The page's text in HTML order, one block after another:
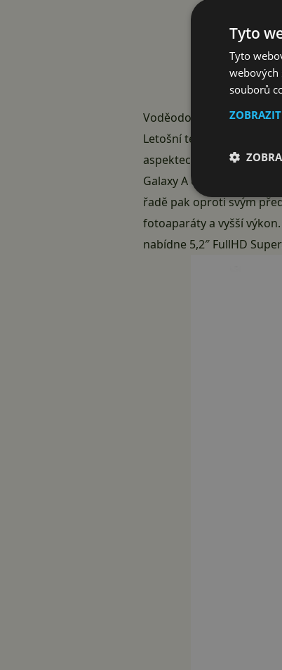
Voděodolnost a design
Letošní telefony z řady
aspektech. V první řadě
Galaxy A od svého
řadě pak oproti svým
fotoaparáty a vyšší výkon.
nabídne 5,2″ FullHD
Tyto
Tyto
webových
souborů